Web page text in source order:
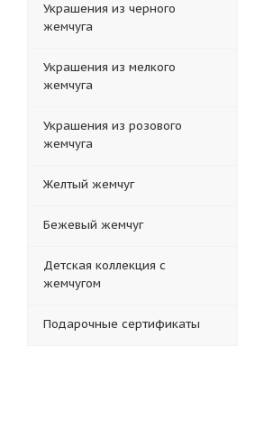
Украшения из черного
жемчуга
Украшения из мелкого
жемчуга
Украшения из розового
жемчуга
Желтый жемчуг
Бежевый жемчуг
Детская коллекция с
жемчугом
Подарочные сертификаты